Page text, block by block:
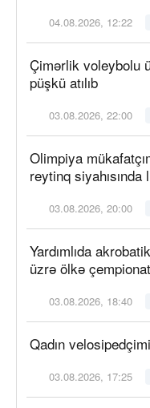
04.08.2026, 12:22
Çimərlik voleybolu
püşkü atılıb
03.08.2026, 22:00
Olimpiya
reytinq
03.08.2026, 20:00
Yardımlıda
üzrə ölkə
03.08.2026, 18:40
Qadın
03.08.2026, 17:25